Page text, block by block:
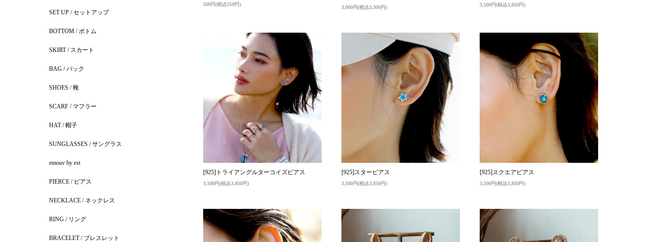
500円(税込550円)
3,000円(税込3,300円) 3,500円(税込3,850円)
[925]トライアングルターコイズピアス
3,500円(税込3,850円)
[925]スターピアス
3,500円(税込3,850円)
[925]スクエアピアス
3,500円(税込3,850円)
SET UP / セットアップ
BOTTOM / ボトム
SKIRT / スカート
BAG / バック
SHOES / 靴
SCARF / マフラー
HAT / 帽子
SUNGLASSES / サングラス
emouv by est
PIERCE / ピアス
NECKLACE / ネックレス
RING / リング
BRACELET / ブレスレット